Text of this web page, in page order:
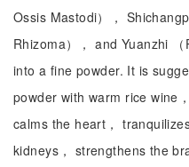
Ossis Mastodi），
Rhizoma）， and Yuanzhi
into a fine powder. It is
powder with warm rice wine
calms the heart，
kidneys， strengthens the